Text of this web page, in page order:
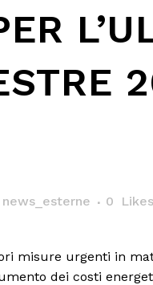
news_esterne 0 Likes
misure urgenti in
dei costi